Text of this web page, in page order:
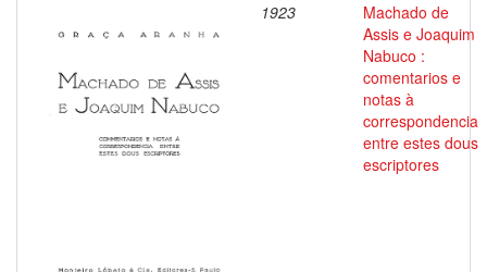
1923
Machado de
Assis e Joaquim
Nabuco :
comentarios e
notas à
correspondencia
entre estes dous
escriptores